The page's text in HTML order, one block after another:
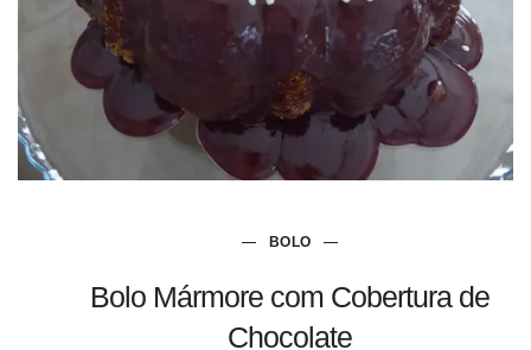
BOLO
Bolo Mármore com Cobertura de
Chocolate